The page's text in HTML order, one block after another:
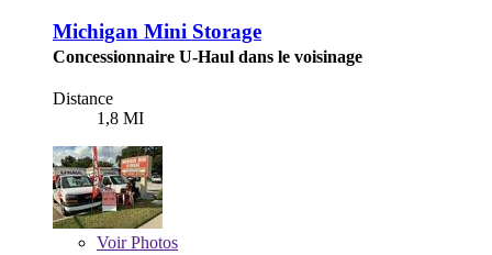
Michigan Mini Storage
Concessionnaire U-Haul dans le voisinage
Distance
1,8 MI
VoirPhotos